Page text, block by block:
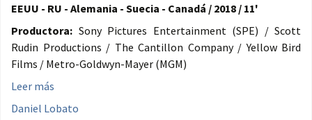
EEUU - RU - Alemania - Suecia - Canadá / 2018 / 11'
Productora: Sony Pictures Entertainment (SPE) / Scott
Rudin Productions / The Cantillon Company / Yellow Bird
Films / Metro-Goldwyn-Mayer (MGM)
Leer más
Daniel Lobato